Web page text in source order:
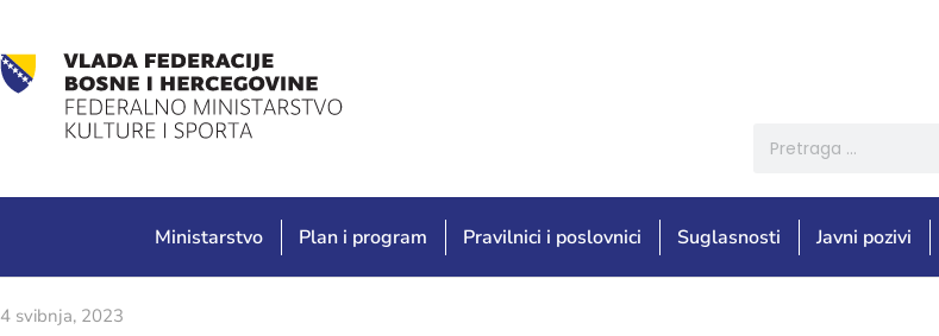
Ministarstvo Plan i program Pravilnici i poslovnici Suglasnosti Javni pozivi
4 svibnja, 2023